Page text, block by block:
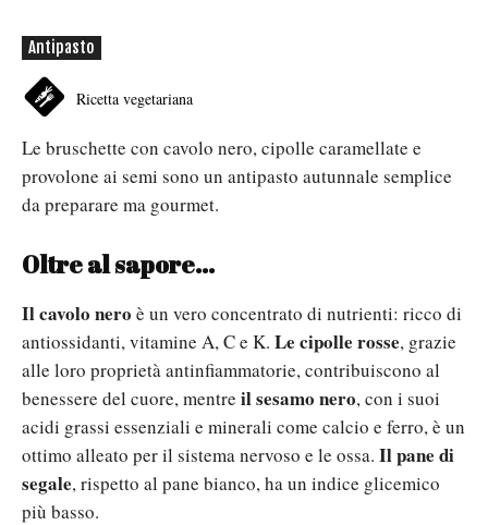
Antipasto
Ricetta vegetariana
Le bruschette con cavolo nero, cipolle caramellate e
provolone ai semi sono un antipasto autunnale semplice
da preparare ma gourmet.
Oltre al sapore...
Il cavolo nero è un vero concentrato di nutrienti: ricco di
antiossidanti, vitamine A, C e K. Le cipolle rosse, grazie
alle loro proprietà antinfiammatorie, contribuiscono al
benessere del cuore, mentre il sesamo nero, con i suoi
acidi grassi essenziali e minerali come calcio e ferro, è un
ottimo alleato per il sistema nervoso e le ossa. Il pane di
segale, rispetto al pane bianco, ha un indice glicemico
più basso.